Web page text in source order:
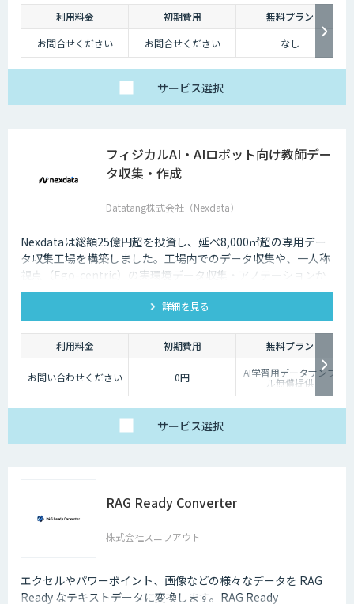
利用料金 初期費用
無料プラン
お問合せください
お問合せください なし
サービス選択
フィジカルAI・AIロボット向け教師デー
タ収集・作成
Datatang株式会社（Nexdata）
Nexdataは総額25億円超を投資し、延べ8,000㎡超の専用デー
タ収集工場を構築しました。工場内でのデータ収集や、一人称
視点（Ego-centric）の実環境データ収集・アノテーションか
ら、環境認識・意思決定・動作制御に対応した既製データセッ
トまで、フィジカルAI開発を加速させる包括的なデータソリュ
ーションを提供いたします。
詳細を見る
利用料金 初期費用 無料プラン
お問い合わせください 0円 AI学習用データサンプ
ル無償提供
サービス選択
RAG Ready Converter
株式会社スニフアウト
エクセルやパワーポイント、画像などの様々なデータを RAG
Ready なテキストデータに変換します。RAG Ready